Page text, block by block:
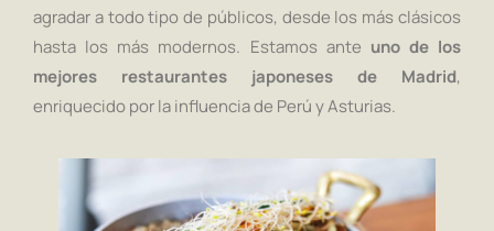
agradar a todo tipo de públicos, desde los más clásicos
hasta los más modernos. Estamos ante uno de los
mejores restaurantes japoneses de Madrid,
enriquecido por la influencia de Perú y Asturias.